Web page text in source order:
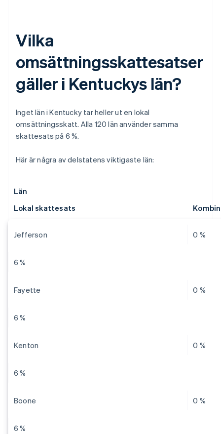
Vilka
omsättningsskattesatser
gäller i Kentuckys län?
Inget län i Kentucky tar heller ut en lokal
omsättningsskatt. Alla 120 län använder samma
skattesats på 6 %.
Här är några av delstatens viktigaste län:
Län
Lokal skattesats
Jefferson 0 %
6 %
Fayette 0 %
6 %
Kenton 0 %
6 %
Boone 0 %
6 %